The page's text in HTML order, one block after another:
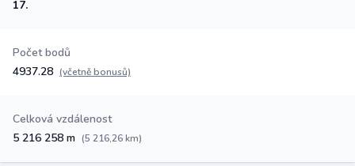
17.
Počet bodů
4937.28 (včetně bonusů)
Celková vzdálenost
5 216 258 m (5 216,26 km)